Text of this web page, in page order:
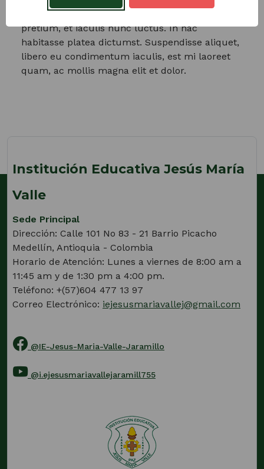
hendrerit ligula. Fusce tristique nunc eu tortor
pretium, et iaculis nunc luctus. In hac
habitasse platea dictumst. Suspendisse aliquet,
libero eu condimentum iaculis, est mi laoreet
quam, ac mollis magna elit et dolor.
Institución Educativa Jesús María
Valle
Sede Principal
Dirección: Calle 101 No 83 - 21 Barrio Picacho
Medellín, Antioquia - Colombia
Horario de Atención: Lunes a viernes de 8:00 am a
11:45 am y de 1:30 pm a 4:00 pm.
Teléfono: +(57)604 477 13 97
Correo Electrónico: iejesusmariavallej@gmail.com
@IE-Jesus-Maria-Valle-Jaramillo
enlace
abrirá
@i.ejesusmariavallejaramill755